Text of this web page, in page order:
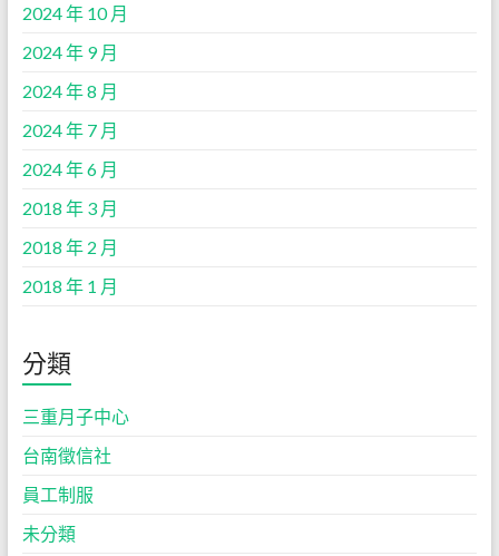
2024 年 10 月
2024 年 9 月
2024 年 8 月
2024 年 7 月
2024 年 6 月
2018 年 3 月
2018 年 2 月
2018 年 1 月
分類
三重月子中心
台南徵信社
員工制服
未分類